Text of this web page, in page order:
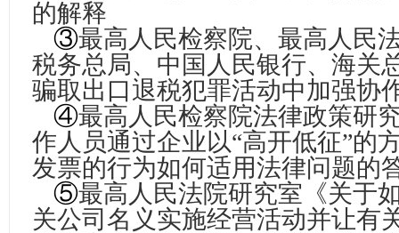
的解释
③最高人民检察院、最高人民
税务总局、中国人民银行、海关
骗取出口退税犯罪活动中加强协
④最高人民检察院法律政策研
作人员通过企业以“高开低征”的
发票的行为如何适用法律问题的
⑤最高人民法院研究室《关于
关公司名义实施经营活动并让有